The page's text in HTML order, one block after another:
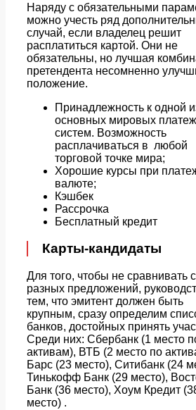
Наряду с обязательными
можно учесть ряд
случай, если владелец решит
расплатиться картой. Они не
обязательны, но лучшая
претендента несомненно
положение.
Принадлежность к одной
основных мировых
систем. Возможность
расплачиваться в любой
торговой точке мира;
Хорошие курсы при
валюте;
Кэшбек
Рассрочка
Бесплатный кредит
Карты-кандидаты
Для того, чтобы не сравнивать
разных предложений,
тем, что эмитент должен быть
крупным, сразу определим
банков, достойных принять
Среди них: Сбербанк (1 место
активам), ВТБ (2 место по
Барс (23 место), Ситибанк (24
Тинькофф Банк (29 место),
Банк (36 место), Хоум Кредит
место) .